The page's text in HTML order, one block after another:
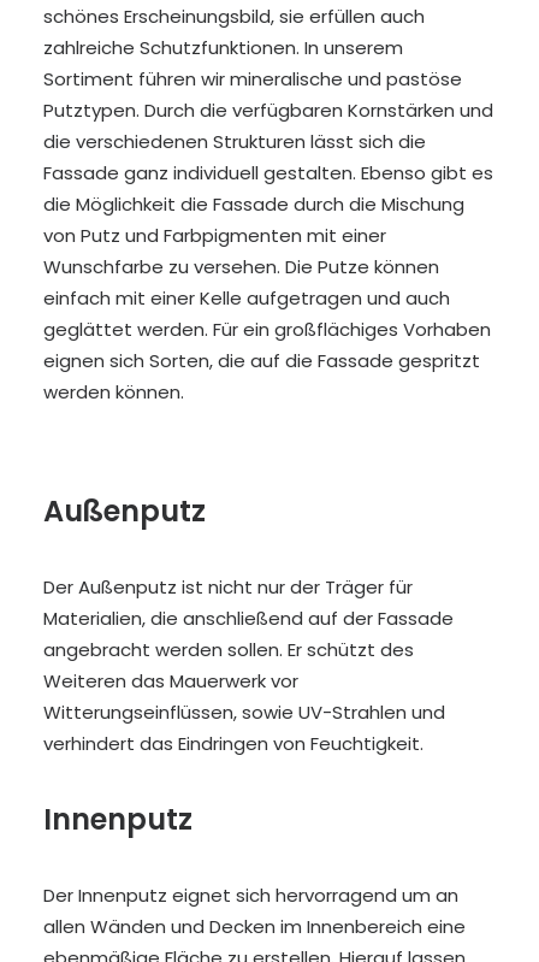
schönes Erscheinungsbild, sie erfüllen auch
zahlreiche Schutzfunktionen. In unserem
Sortiment führen wir mineralische und pastöse
Putztypen. Durch die verfügbaren Kornstärken und
die verschiedenen Strukturen lässt sich die
Fassade ganz individuell gestalten. Ebenso gibt es
die Möglichkeit die Fassade durch die Mischung
von Putz und Farbpigmenten mit einer
Wunschfarbe zu versehen. Die Putze können
einfach mit einer Kelle aufgetragen und auch
geglättet werden. Für ein großflächiges Vorhaben
eignen sich Sorten, die auf die Fassade gespritzt
werden können.
Außenputz
Der Außenputz ist nicht nur der Träger für
Materialien, die anschließend auf der Fassade
angebracht werden sollen. Er schützt des
Weiteren das Mauerwerk vor
Witterungseinflüssen, sowie UV-Strahlen und
verhindert das Eindringen von Feuchtigkeit.
Innenputz
Der Innenputz eignet sich hervorragend um an
allen Wänden und Decken im Innenbereich eine